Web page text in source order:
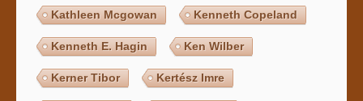
Kathleen Mcgowan Kenneth Copeland
Kenneth E. Hagin Ken Wilber
Kerner Tibor Kertész Imre